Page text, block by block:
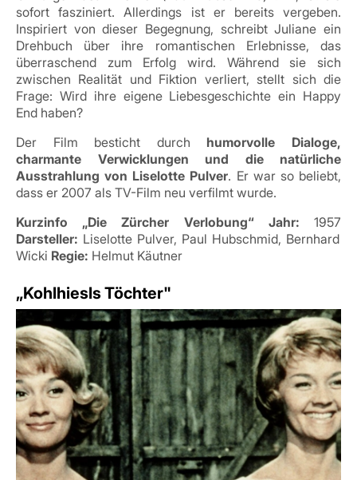
sofort fasziniert. Allerdings ist er bereits vergeben.
Inspiriert von dieser Begegnung, schreibt Juliane ein
Drehbuch über ihre romantischen Erlebnisse, das
überraschend zum Erfolg wird. Während sie sich
zwischen Realität und Fiktion verliert, stellt sich die
Frage: Wird ihre eigene Liebesgeschichte ein Happy
End haben?
Der Film besticht durch humorvolle Dialoge,
charmante Verwicklungen und die natürliche
Ausstrahlung von Liselotte Pulver. Er war so beliebt,
dass er 2007 als TV-Film neu verfilmt wurde.
Kurzinfo „Die Zürcher Verlobung“
Jahr:1957
Darsteller: Liselotte Pulver, Paul Hubschmid, Bernhard
Wicki Regie: Helmut Käutner
„Kohlhiesls Töchter"